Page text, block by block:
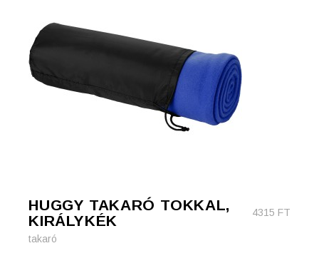
HUGGY TAKARÓ TOKKAL,
KIRÁLYKÉK
4315 FT
takaró